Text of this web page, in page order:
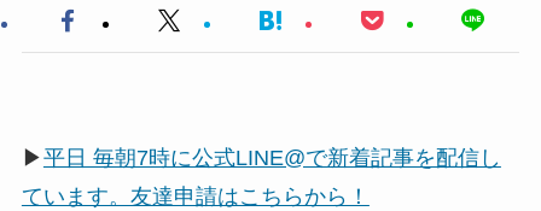
▶平日 毎朝7時に公式LINE@で新着記事を配信し
ています。友達申請はこちらから！